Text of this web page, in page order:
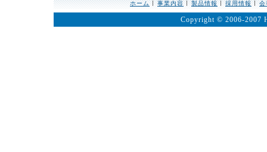
ホーム 事業内容 製品情報 採用情報 会
Copyright © 2006-2007